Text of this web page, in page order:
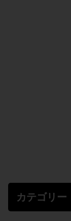
カテゴリー